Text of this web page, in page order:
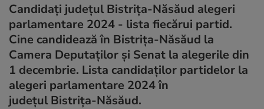
Candidați județul Bistrița-Năsăud alegeri
parlamentare 2024 - lista fiecărui partid.
Cine candidează în Bistrița-Năsăud la
Camera Deputaților și Senat la alegerile din
1 decembrie. Lista candidaților partidelor la
alegeri parlamentare 2024 în
județul Bistrița-Năsăud.